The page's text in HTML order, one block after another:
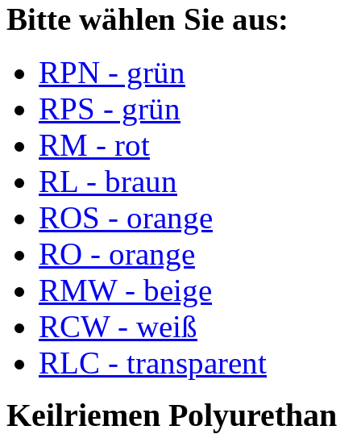
Bitte wählen Sie aus:
RPN - grün
RPS - grün
RM - rot
RL - braun
ROS - orange
RO - orange
RMW - beige
RCW - weiß
RLC - transparent
Keilriemen Polyurethan